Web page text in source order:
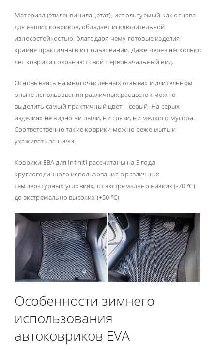
Материал (этиленвинилацетат), используемый как основа
для наших ковриков, обладает исключительной
износостойкостью, благодаря чему готовые изделия
крайне практичны в использовании. Даже через несколько
лет коврики сохраняют свой первоначальный вид.
Основываясь на многочисленных отзывах и длительном
опыте использования различных расцветок можно
выделить самый практичный цвет – серый. На серых
изделиях не видно ни пыли, ни грязи, ни мелкого мусора.
Соответственно такие коврики можно реже мыть и
ухаживать за ними.
Коврики ЕВА для Infiniti рассчитаны на 3 года
круглогодичного использования в различных
температурных условиях, от экстремально низких (-70 ℃)
до экстремально высоких (+50 ℃)
Особенности зимнего
использования
автоковриков EVA